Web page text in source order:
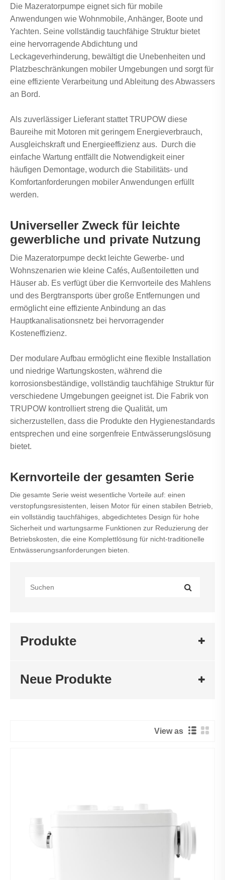
Die Mazeratorpumpe eignet sich für mobile
Anwendungen wie Wohnmobile, Anhänger, Boote und
Yachten. Seine vollständig tauchfähige Struktur bietet
eine hervorragende Abdichtung und
Leckageverhinderung, bewältigt die Unebenheiten und
Platzbeschränkungen mobiler Umgebungen und sorgt für
eine effiziente Verarbeitung und Ableitung des Abwassers
an Bord.
Als zuverlässiger Lieferant stattet TRUPOW diese
Baureihe mit Motoren mit geringem Energieverbrauch,
Ausgleichskraft und Energieeffizienz aus. Durch die
einfache Wartung entfällt die Notwendigkeit einer
häufigen Demontage, wodurch die Stabilitäts- und
Komfortanforderungen mobiler Anwendungen erfüllt
werden.
Universeller Zweck für leichte
gewerbliche und private Nutzung
Die Mazeratorpumpe deckt leichte Gewerbe- und
Wohnszenarien wie kleine Cafés, Außentoiletten und
Häuser ab. Es verfügt über die Kernvorteile des Mahlens
und des Bergtransports über große Entfernungen und
ermöglicht eine effiziente Anbindung an das
Hauptkanalisationsnetz bei hervorragender
Kosteneffizienz.
Der modulare Aufbau ermöglicht eine flexible Installation
und niedrige Wartungskosten, während die
korrosionsbeständige, vollständig tauchfähige Struktur für
verschiedene Umgebungen geeignet ist. Die Fabrik von
TRUPOW kontrolliert streng die Qualität, um
sicherzustellen, dass die Produkte den Hygienestandards
entsprechen und eine sorgenfreie Entwässerungslösung
bietet.
Kernvorteile der gesamten Serie
Die gesamte Serie weist wesentliche Vorteile auf: einen
verstopfungsresistenten, leisen Motor für einen stabilen Betrieb,
ein vollständig tauchfähiges, abgedichtetes Design für hohe
Sicherheit und wartungsarme Funktionen zur Reduzierung der
Betriebskosten, die eine Komplettlösung für nicht-traditionelle
Entwässerungsanforderungen bieten.
Produkte
Neue Produkte
View as